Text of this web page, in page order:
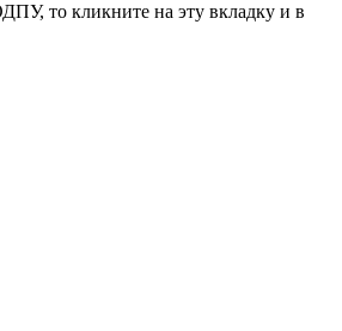
то кликните на эту вкладку и в